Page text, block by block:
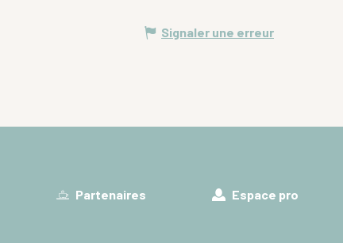
Signaler une erreur
Partenaires Espace pro